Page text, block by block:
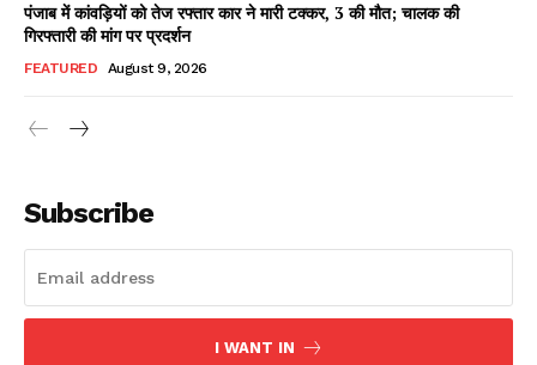
Read Latest News on AIN
NEWS 1 App
पंजाब में कांवड़ियों को तेज रफ्तार कार ने मारी टक्कर, 3 की मौत; चालक की
गिरफ्तारी की मांग पर प्रदर्शन
FEATURED August 9, 2026
Subscribe
I WANT IN